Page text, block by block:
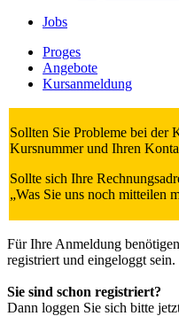
Jobs
Proges
Angebote
Kursanmeldung
Sollten Sie Probleme bei der
Kursnummer und Ihren
Sollte sich Ihre
„Was Sie uns noch mitteilen
Für Ihre Anmeldung
registriert und eingeloggt sein.
Sie sind schon registriert?
Dann loggen Sie sich bitte